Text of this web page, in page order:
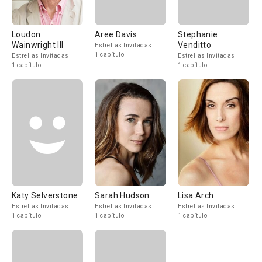
Loudon
Wainwright III
Estrellas Invitadas
1 capítulo
Aree Davis
Estrellas Invitadas
1 capítulo
Stephanie
Venditto
Estrellas Invitadas
1 capítulo
Katy Selverstone
Estrellas Invitadas
1 capítulo
Sarah Hudson
Estrellas Invitadas
1 capítulo
Lisa Arch
Estrellas Invitadas
1 capítulo